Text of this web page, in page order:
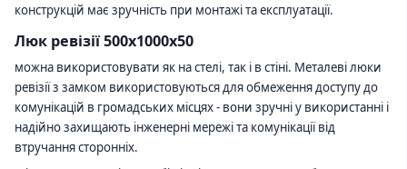
конструкцій має зручність при монтажі та експлуатації.
Люк ревізії 500х1000х50
можна використовувати як на стелі, так і в стіні. Металеві люки
ревізії з замком використовуються для обмеження доступу до
комунікацій в громадських місцях - вони зручні у використанні і
надійно захищають інженерні мережі та комунікації від
втручання сторонніх.